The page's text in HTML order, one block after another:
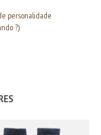
personalidade
?)